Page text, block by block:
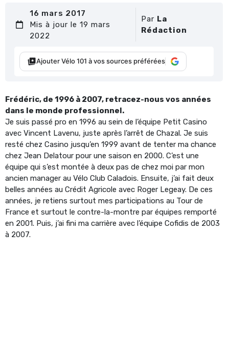
16 mars 2017
Mis à jour le 19 mars
2022
Par La
Rédaction
Ajouter Vélo 101 à vos sources préférées
Frédéric, de 1996 à 2007, retracez-nous vos années
dans le monde professionnel.
Je suis passé pro en 1996 au sein de l’équipe Petit Casino
avec Vincent Lavenu, juste après l’arrêt de Chazal. Je suis
resté chez Casino jusqu’en 1999 avant de tenter ma chance
chez Jean Delatour pour une saison en 2000. C’est une
équipe qui s’est montée à deux pas de chez moi par mon
ancien manager au Vélo Club Caladois. Ensuite, j’ai fait deux
belles années au Crédit Agricole avec Roger Legeay. De ces
années, je retiens surtout mes participations au Tour de
France et surtout le contre-la-montre par équipes remporté
en 2001. Puis, j’ai fini ma carrière avec l’équipe Cofidis de 2003
à 2007.